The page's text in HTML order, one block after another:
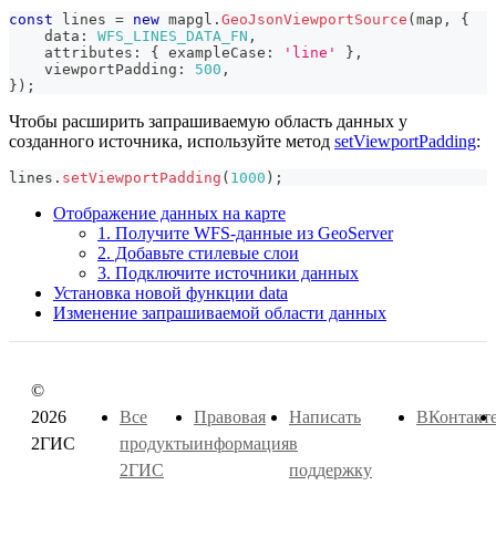
const lines = new mapgl . GeoJsonViewportSource (map ,
{
    data
: WFS_LINES_DATA_FN ,
    attributes
: { exampleCase : 'line' } ,
    viewportPadding
: 500 ,
} ) ;
Чтобы расширить запрашиваемую область данных у
созданного источника, используйте метод setViewportPadding:
lines . setViewportPadding ( 1000 ) ;
Отображение данных на карте
1. Получите WFS-данные из GeoServer
2. Добавьте стилевые слои
3. Подключите источники данных
Установка новой функции data
Изменение запрашиваемой области данных
©
2026
2ГИС
Все
продукты
2ГИС
Правовая
информация
Написать
в
поддержку